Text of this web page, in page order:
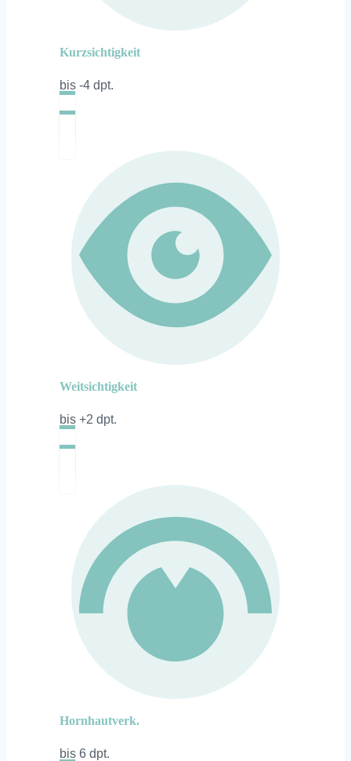
Kurzsichtigkeit
bis -4 dpt.
Weitsichtigkeit
bis +2 dpt.
Hornhautverk.
bis 6 dpt.